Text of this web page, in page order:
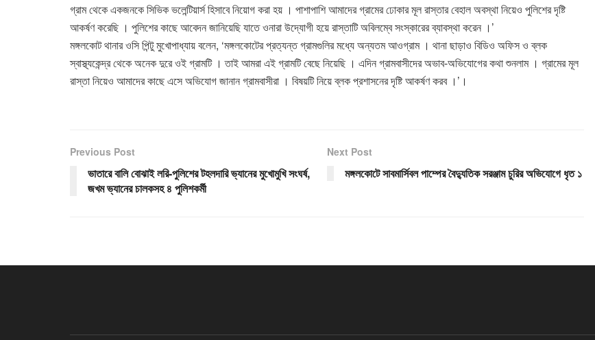
গ্রাম থেকে একজনকে সিভিক ভলেন্টিয়ার্স হিসাবে নিয়োগ করা হয় । পাশাপাশি আমাদের গ্রামের ঢোকার মূল রাস্তার বেহাল অবস্থা নিয়েও পুলিশের দৃষ্টি
আকর্ষণ করেছি । পুলিশের কাছে আবেদন জানিয়েছি যাতে ওনারা উদ্যোগী হয়ে রাস্তাটি অবিলম্বে সংস্কারের ব্যাবস্থা করেন ।’
মঙ্গলকোট থানার ওসি পিন্টু মুখোপাধ্যায় বলেন, ‘মঙ্গলকোটের প্রত্যন্ত গ্রামগুলির মধ্যে অন্যতম আওগ্রাম । থানা ছাড়াও বিডিও অফিস ও ব্লক
স্বাস্থ্যকেন্দ্র থেকে অনেক দুরে ওই গ্রামটি । তাই আমরা এই গ্রামটি বেছে নিয়েছি । এদিন গ্রামবাসীদের অভাব-অভিযোগের কথা শুনলাম । গ্রামের মূল
রাস্তা নিয়েও আমাদের কাছে এসে অভিযোগ জানান গ্রামবাসীরা । বিষয়টি নিয়ে ব্লক প্রশাসনের দৃষ্টি আকর্ষণ করব ।’।
Previous Post
ভাতারে বালি বোঝাই লরি-পুলিশের টহলদারি ভ্যানের মুখোমুখি সংঘর্ষ,
জখম ভ্যানের চালকসহ ৪ পুলিশকর্মী
Next Post
মঙ্গলকোটে সাবমার্সিবল পাম্পের বৈদ্যুতিক সরঞ্জাম চুরির অভিযোগে ধৃত ১